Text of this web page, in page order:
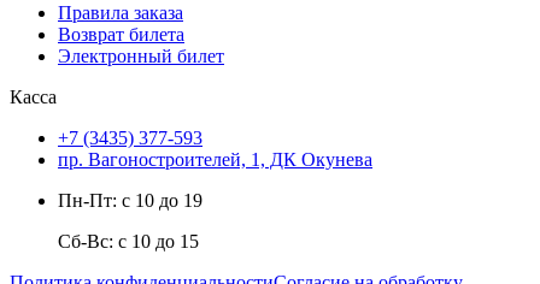
Правила заказа
Возврат билета
Электронный билет
Касса
+7 (3435) 377-593
пр. Вагоностроителей, 1, ДК Окунева
Пн-Пт: с 10 до 19
Сб-Вс: с 10 до 15